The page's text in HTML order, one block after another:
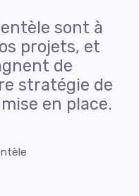
sont à
projets, et
de
stratégie de
en place.